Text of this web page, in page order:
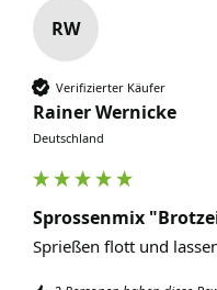
RW
Verifizierter Käufer
Rainer Wernicke
Deutschland
Sprossenmix
Sprießen flott und